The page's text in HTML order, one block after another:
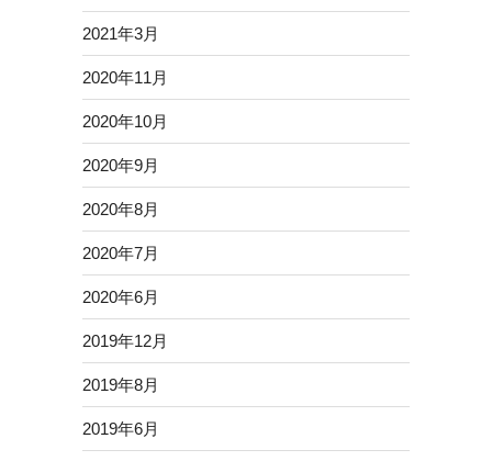
2021年3月
2020年11月
2020年10月
2020年9月
2020年8月
2020年7月
2020年6月
2019年12月
2019年8月
2019年6月